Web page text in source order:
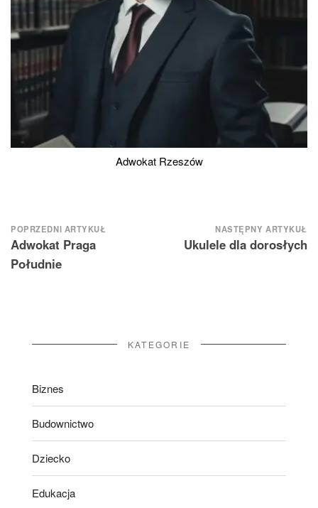
Adwokat Rzeszów
Nawigacja
wpisu
POPRZEDNI ARTYKUŁ
Adwokat Praga
Południe
NASTĘPNY ARTYKUŁ
Ukulele dla dorosłych
KATEGORIE
Biznes
Budownictwo
Dziecko
Edukacja